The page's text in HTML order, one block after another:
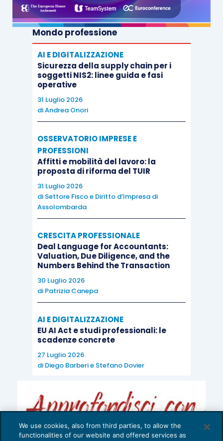
Mondo professione
AI E DIGITALIZZAZIONE
Sicurezza della supply chain per i
soggetti NIS2: linee guida e fasi
operative
31 Luglio 2026
diAndrea Onori
OSSERVATORIO IMPRESE E
PROFESSIONI
Affitti e mobilità del lavoro: la
proposta di riforma del TUIR
31 Luglio 2026
di Settore Fisco e Diritto d’Impresa di
Assolombarda
CRESCITA PROFESSIONALE
Deal Language for Accountants:
Valuation, Due Diligence, and the
Numbers Behind the Transaction
30 Luglio 2026
di Patrizia Canepa
AI E DIGITALIZZAZIONE
EU AI Act e studi professionali: le
scadenze concrete
27 Luglio 2026
di Diego Barberie Stefano Dovier
We use cookies, also from third parties, to allow the
functionalities of our website and offered services as